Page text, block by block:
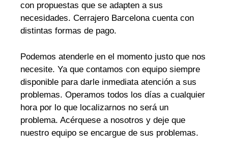
con propuestas que se adapten a sus
necesidades. Cerrajero Barcelona cuenta con
distintas formas de pago.
Podemos atenderle en el momento justo que nos
necesite. Ya que contamos con equipo siempre
disponible para darle inmediata atención a sus
problemas. Operamos todos los días a cualquier
hora por lo que localizarnos no será un
problema. Acérquese a nosotros y deje que
nuestro equipo se encargue de sus problemas.